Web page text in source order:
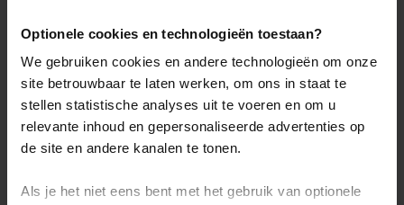
Optionele cookies en technologieën toestaan?
We gebruiken cookies en andere technologieën om onze
site betrouwbaar te laten werken, om ons in staat te
stellen statistische analyses uit te voeren en om u
relevante inhoud en gepersonaliseerde advertenties op
de site en andere kanalen te tonen.
Als je het niet eens bent met het gebruik van optionele
hoe wij onze reizen organiseren. Daarom hebben wij
samengesteld met daarop de antwoorden op de meest
gestelde vragen.
Denk hierbij bijvoorbeeld aan vragen als:
Wanneer gaat mijn reis gegarandeerd door?
Hoe zit het met de betaling van mijn reis?
dat?